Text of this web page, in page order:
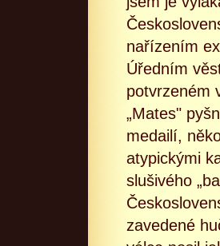
nařízením
Úředním
potvrzeném
„Mates"
medailí,
atypickými
slušivého
zavedené